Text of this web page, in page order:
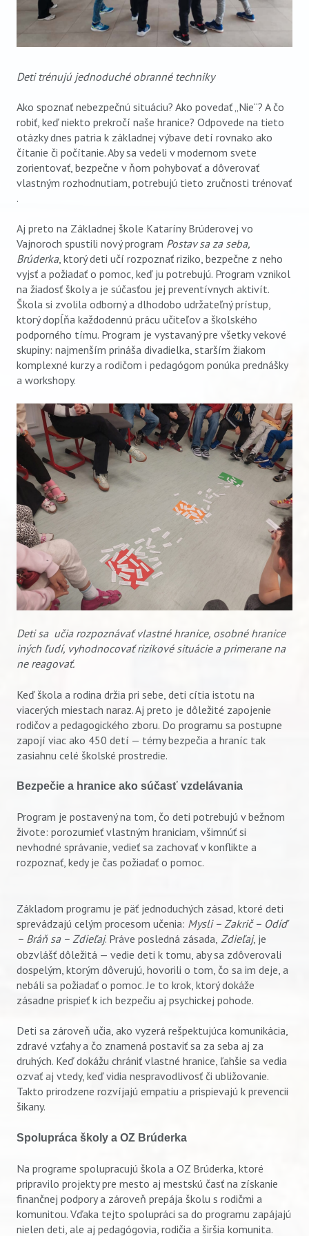
Deti trénujú jednoduché obranné techniky
Ako spoznať nebezpečnú situáciu? Ako povedať „Nie“? A čo
robiť, keď niekto prekročí naše hranice? Odpovede na tieto
otázky dnes patria k základnej výbave detí rovnako ako
čítanie či počítanie. Aby sa vedeli v modernom svete
zorientovať, bezpečne v ňom pohybovať a dôverovať
vlastným rozhodnutiam, potrebujú tieto zručnosti trénovať
.
Aj preto na Základnej škole Kataríny Brúderovej vo
Vajnoroch spustili nový program Postav sa za seba,
Brúderka, ktorý deti učí rozpoznať riziko, bezpečne z neho
vyjsť a požiadať o pomoc, keď ju potrebujú. Program vznikol
na žiadosť školy a je súčasťou jej preventívnych aktivít.
Škola si zvolila odborný a dlhodobo udržateľný prístup,
ktorý dopĺňa každodennú prácu učiteľov a školského
podporného tímu. Program je vystavaný pre všetky vekové
skupiny: najmenším prináša divadielka, starším žiakom
komplexné kurzy a rodičom i pedagógom ponúka prednášky
a workshopy.
Deti sa učia rozpoznávať vlastné hranice, osobné hranice
iných ľudí, vyhodnocovať rizikové situácie a primerane na
ne reagovať.
Keď škola a rodina držia pri sebe, deti cítia istotu na
viacerých miestach naraz. Aj preto je dôležité zapojenie
rodičov a pedagogického zboru. Do programu sa postupne
zapojí viac ako 450 detí — témy bezpečia a hraníc tak
zasiahnu celé školské prostredie.
Bezpečie a hranice ako súčasť vzdelávania
Program je postavený na tom, čo deti potrebujú v bežnom
živote: porozumieť vlastným hraniciam, všimnúť si
nevhodné správanie, vedieť sa zachovať v konflikte a
rozpoznať, kedy je čas požiadať o pomoc.
Základom programu je päť jednoduchých zásad, ktoré deti
sprevádzajú celým procesom učenia: Mysli – Zakrič – Odíď
– Bráň sa – Zdieľaj. Práve posledná zásada, Zdieľaj, je
obzvlášť dôležitá — vedie deti k tomu, aby sa zdôverovali
dospelým, ktorým dôverujú, hovorili o tom, čo sa im deje, a
nebáli sa požiadať o pomoc. Je to krok, ktorý dokáže
zásadne prispieť k ich bezpečiu aj psychickej pohode.
Deti sa zároveň učia, ako vyzerá rešpektujúca komunikácia,
zdravé vzťahy a čo znamená postaviť sa za seba aj za
druhých. Keď dokážu chrániť vlastné hranice, ľahšie sa vedia
ozvať aj vtedy, keď vidia nespravodlivosť či ubližovanie.
Takto prirodzene rozvíjajú empatiu a prispievajú k prevencii
šikany.
Spolupráca školy a OZ Brúderka
Na programe spolupracujú škola a OZ Brúderka, ktoré
pripravilo projekty pre mesto aj mestskú časť na získanie
finančnej podpory a zároveň prepája školu s rodičmi a
komunitou. Vďaka tejto spolupráci sa do programu zapájajú
nielen deti, ale aj pedagógovia, rodičia a širšia komunita.